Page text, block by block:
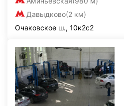
Давыдково(2 км)
Очаковское ш., 10к2с2